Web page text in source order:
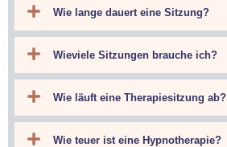
Wie lange dauert eine Sitzung?
Wieviele Sitzungen brauche ich?
Wie läuft eine Therapiesitzung ab?
Wie teuer ist eine Hypnotherapie?